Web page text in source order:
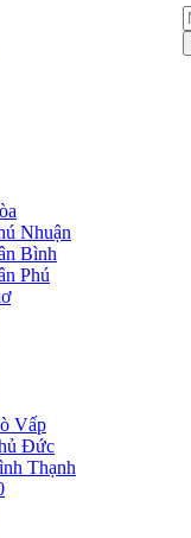
Nhuận
Bình
Phú
Vấp
Đức
Thạnh